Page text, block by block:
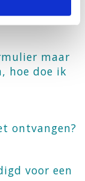
maar
hoe doe ik
ontvangen?
voor een